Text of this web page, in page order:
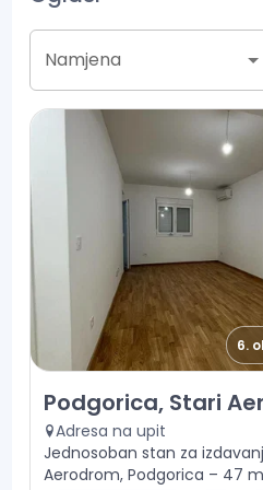
Namjena
6.
Izdavanje - Stan
Podgorica, Stari
Adresa na upit
Jednosoban stan za
Aerodrom, Podgorica – 47